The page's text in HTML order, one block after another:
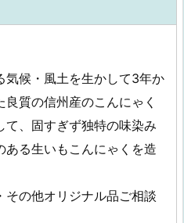
気候・風土を生かして3年か
良質の信州産のこんにゃく
て、固すぎず独特の味染み
ある生いもこんにゃくを造
その他オリジナル品ご相談